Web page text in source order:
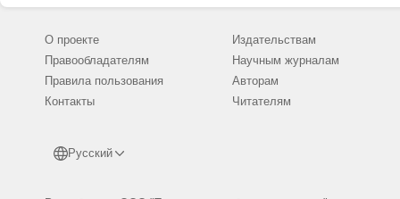
О проекте
Правообладателям
Правила пользования
Контакты
Русский
Издательствам
Научным журналам
Авторам
Читателям